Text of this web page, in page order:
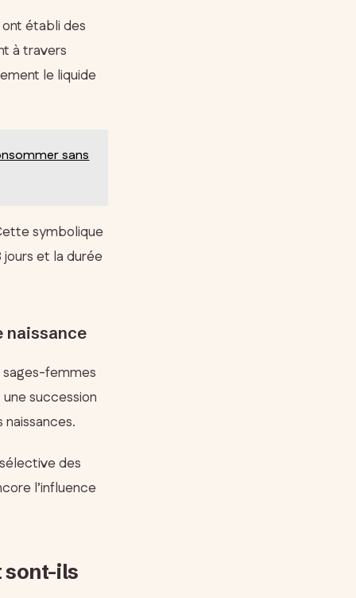
établi des
à travers
le liquide
sans
symbolique
et la durée
naissance
sages-femmes
succession
des
l’influence
sont-ils